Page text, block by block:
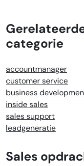
categorie
accountmanager
customer service
business
inside sales
sales support
leadgeneratie
Sales